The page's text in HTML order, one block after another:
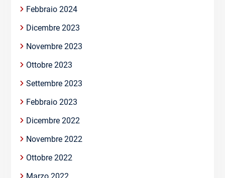
Febbraio 2024
Dicembre 2023
Novembre 2023
Ottobre 2023
Settembre 2023
Febbraio 2023
Dicembre 2022
Novembre 2022
Ottobre 2022